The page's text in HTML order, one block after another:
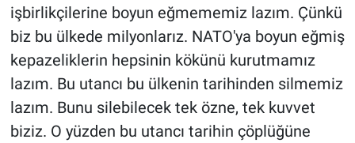
işbirlikçilerine boyun eğmememiz lazım. Çünkü
biz bu ülkede milyonlarız. NATO'ya boyun eğmiş
kepazeliklerin hepsinin kökünü kurutmamız
lazım. Bu utancı bu ülkenin tarihinden silmemiz
lazım. Bunu silebilecek tek özne, tek kuvvet
biziz. O yüzden bu utancı tarihin çöplüğüne